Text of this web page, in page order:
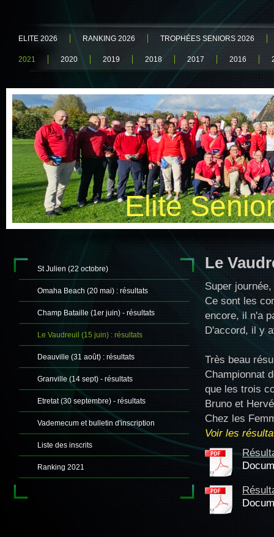
ELITE 2026 RANKING 2026 TROPHÉES SENIORS 2026
2021 2020 2019 2018 2017 2016
Elite
St Julien (22 octobre)
Omaha Beach (20 mai) : résultats
Champ Bataille (1er juin) - résultats
Le Vaudreuil (15 juin) : résultats
Deauville (31 août) : résultats
Granville (14 sept) - résultats
Etretat (30 septembre) - résultats
Vademecum et bulletin d'inscription
Liste des inscrits
Ranking 2021
Le
Super
Ce sont les
encore, il n'a
D'accord, il y
Très beau
Championnat
que les trois
Bruno et
Chez les
Voir les